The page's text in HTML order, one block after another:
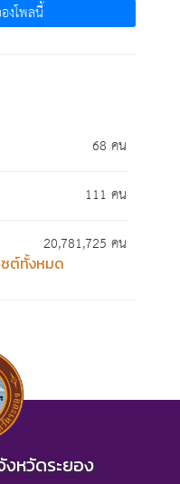
งโพลนี้
68 คน
111 คน
20,781,725 คน
ต์ทั้งหมด
งหวัดระยอง